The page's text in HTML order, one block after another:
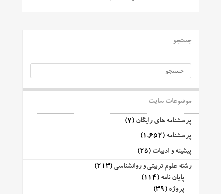
جستجو
موضوعات سایت
پرسشنامه های رایگان (7)
پرسشنامه (1,652)
پیشینه و ادبیات (25)
رشته علوم تربیتی و روانشناسی (213)
پایان نامه (114)
پروژه (39)